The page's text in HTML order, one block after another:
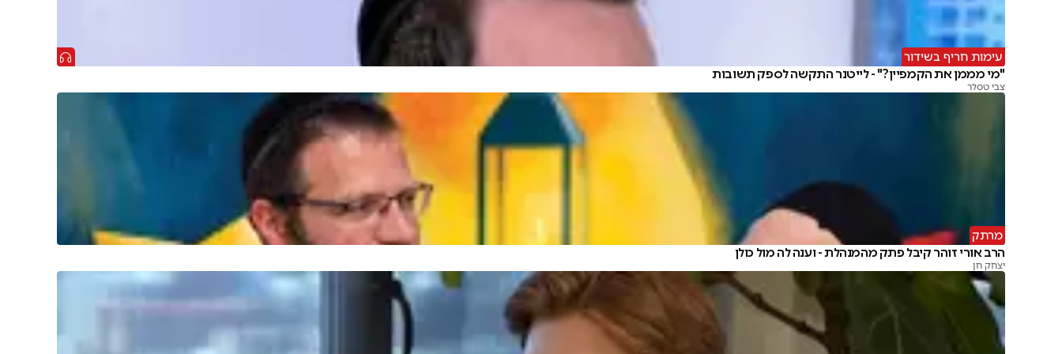
עימות חריף בשידור
"מי מממן את הקמפיין?" - לייטנר התקשה לספק תשובות
צבי טסלר
מרתק
הרב אורי זוהר קיבל פתק מהמנהלת - וענה לה מול כולן
יצחק חן